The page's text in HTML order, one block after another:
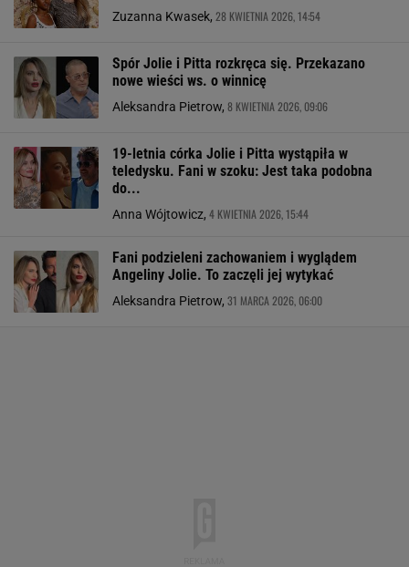
Zuzanna Kwasek, 28 KWIETNIA 2026, 14:54
Spór Jolie i Pitta rozkręca się. Przekazano
nowe wieści ws. o winnicę
Aleksandra Pietrow, 8 KWIETNIA 2026, 09:06
19-letnia córka Jolie i Pitta wystąpiła w
teledysku. Fani w szoku: Jest taka podobna
do...
Anna Wójtowicz, 4 KWIETNIA 2026, 15:44
Fani podzieleni zachowaniem i wyglądem
Angeliny Jolie. To zaczęli jej wytykać
Aleksandra Pietrow, 31 MARCA 2026, 06:00